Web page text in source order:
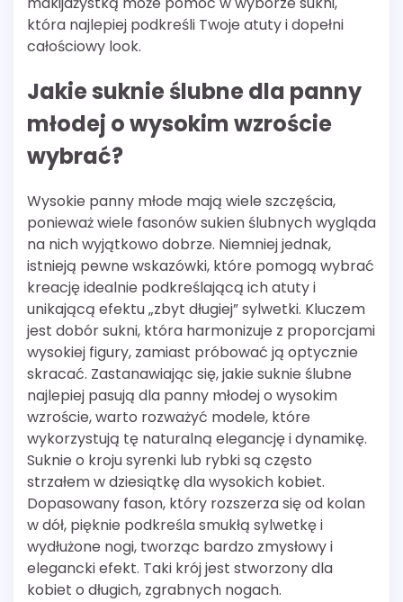
która najlepiej podkreśli Twoje atuty i dopełni
całościowy look.
Jakie suknie ślubne dla panny
młodej o wysokim wzroście
wybrać?
Wysokie panny młode mają wiele szczęścia,
ponieważ wiele fasonów sukien ślubnych wygląda
na nich wyjątkowo dobrze. Niemniej jednak,
istnieją pewne wskazówki, które pomogą wybrać
kreację idealnie podkreślającą ich atuty i
unikającą efektu „zbyt długiej” sylwetki. Kluczem
jest dobór sukni, która harmonizuje z proporcjami
wysokiej figury, zamiast próbować ją optycznie
skracać. Zastanawiając się, jakie suknie ślubne
najlepiej pasują dla panny młodej o wysokim
wzroście, warto rozważyć modele, które
wykorzystują tę naturalną elegancję i dynamikę.
Suknie o kroju syrenki lub rybki są często
strzałem w dziesiątkę dla wysokich kobiet.
Dopasowany fason, który rozszerza się od kolan
w dół, pięknie podkreśla smukłą sylwetkę i
wydłużone nogi, tworząc bardzo zmysłowy i
elegancki efekt. Taki krój jest stworzony dla
kobiet o długich, zgrabnych nogach.